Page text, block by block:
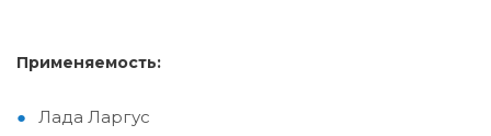
Применяемость:
Лада Ларгус